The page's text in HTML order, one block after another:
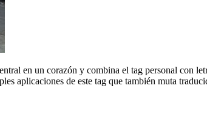
en un corazón y combina el tag personal con
aplicaciones de este tag que también muta